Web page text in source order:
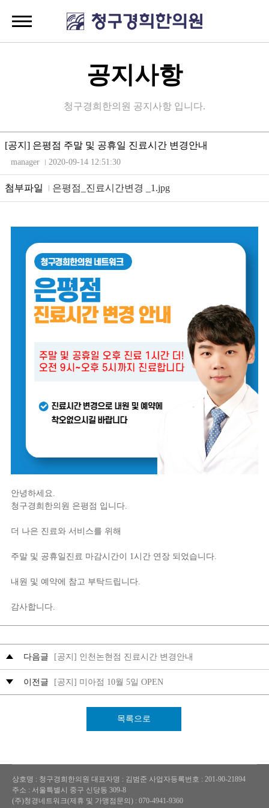
공지사항
청구경희한의원 공지사항 입니다.
[공지] 은평점 주말 및 공휴일 진료시간 변경안내
manager 2020-09-14 12:51:30
첨부파일 은평점_진료시간변경 _1.jpg
안녕하세요.
청구경희한의원 은평점 입니다.
더 나은 진료와 서비스를 위해
주말 및 공휴일진료 마감시간이 1시간 연장 되었습니다.
내원 및 예약에 참고 부탁드립니다.
감사합니다.
다음글 [공지] 인천논현점 진료시간 변경안내
이전글 [공지] 미아점 10월 5일 OPEN
목록으로
상호명 : 청구경희한의원 대표자명 : 김범준 사업자등록번호 : 201-90-21894
주소 : 서울특별시 중구 신당동 309-8
(주)청경네트워크(제휴 및 가맹점문의) : 070-4941-9360